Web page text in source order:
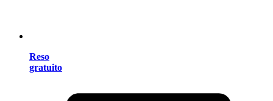
Reso
gratuito